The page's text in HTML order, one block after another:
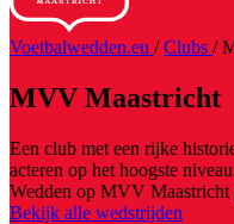
Voetbalwedden.eu / Clubs /
MVV Maastricht
Een club met een rijke
acteren op het hoogste
Wedden op MVV Maastricht
Bekijk alle wedstrijden